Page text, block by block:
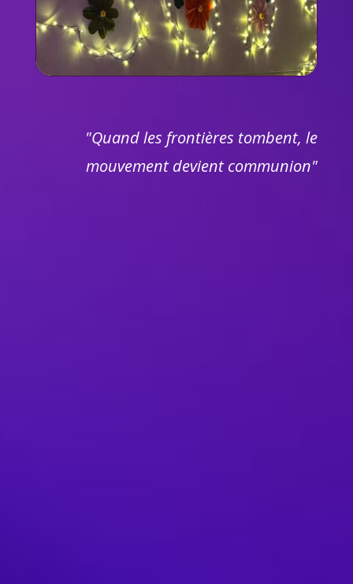
"Quand les frontières tombent, le
mouvement devient communion"